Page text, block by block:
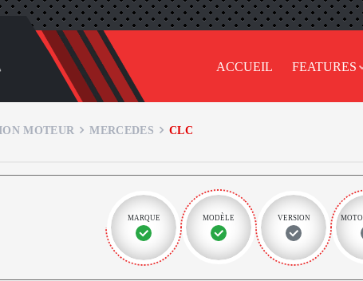
ACCUEIL FEATURES
MOTEUR MERCEDES CLC
MARQUE MODÈLE VERSION